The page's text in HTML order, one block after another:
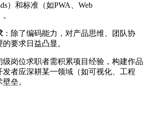
）和标准（如PWA、Web
：除了编码能力，对产品思维、团队协
要求日益凸显。
级岗位求职者需积累项目经验，构建作品
发者应深耕某一领域（如可视化、工程
垒。